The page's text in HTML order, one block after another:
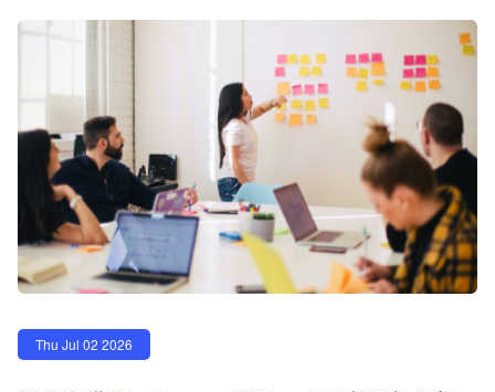
Thu Jul 02 2026